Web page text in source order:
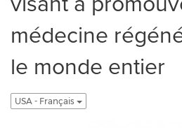
médecine
le monde entier
USA - Français